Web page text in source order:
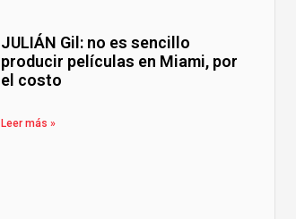
JULIÁN Gil: no es sencillo
producir películas en Miami, por
el costo
Leer más »